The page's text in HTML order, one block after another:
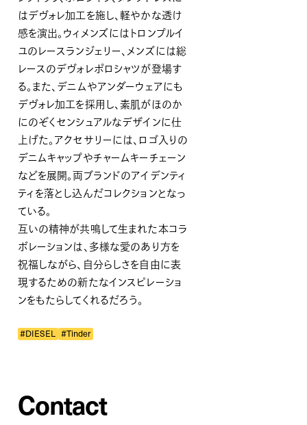
はデヴォレ加工を施し、軽やかな透け
感を演出。ウィメンズにはトロンプルイ
ユのレースランジェリー、メンズには総
レースのデヴォレポロシャツが登場す
る。また、デニムやアンダーウェアにも
デヴォレ加工を採用し、素肌がほのか
にのぞくセンシュアルなデザインに仕
上げた。アクセサリーには、ロゴ入りの
デニムキャップやチャームキーチェーン
などを展開。両ブランドのアイデンティ
ティを落とし込んだコレクションとなっ
ている。
互いの精神が共鳴して生まれた本コラ
ボレーションは、多様な愛のあり方を
祝福しながら、自分らしさを自由に表
現するための新たなインスピレーショ
ンをもたらしてくれるだろう。
#DIESEL #Tinder
Contact